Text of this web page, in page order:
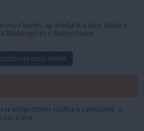
fizetés: így alakítja át a pénz világát a
Mastercard és a Western Union
népszerű videók
elképesztően szaftos a csirkecomb: a
pác a titok